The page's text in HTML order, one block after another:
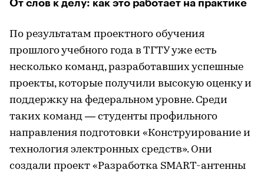
От слов к делу: как это работает на практике
По результатам проектного обучения
прошлого учебного года в ТГТУ уже есть
несколько команд, разработавших успешные
проекты, которые получили высокую оценку и
поддержку на федеральном уровне. Среди
таких команд — студенты профильного
направления подготовки «Конструирование и
технология электронных средств». Они
создали проект «Разработка SMART-антенны